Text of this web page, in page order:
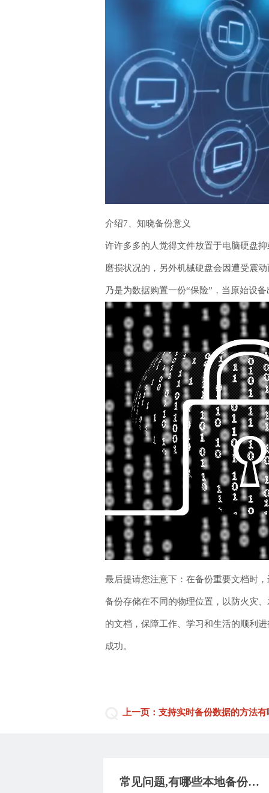
介绍7、知晓备份意义
许许多多的人觉得文件放置于电脑硬盘
磨损状况的，另外机械硬盘会因遭受震
乃是为数据购置一份“保险”，当原始设
最后提请您注意下：在备份重要文档时
备份存储在不同的物理位置，以防火灾
的文档，保障工作、学习和生活的顺利
成功。
上一页：支持实时备份数据的方法
常见问题,有哪些本地备份软件？分享9款实用简单的软件，覆盖多种群体！